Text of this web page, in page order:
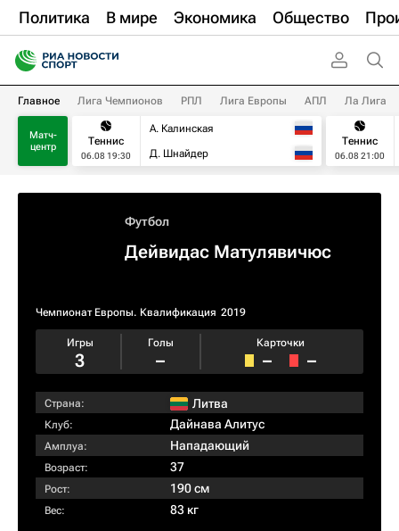
Политика В мире Экономика Общество
Главное Лига Чемпионов РПЛ Лига Европы АПЛ Ла Лига
Матч-
центр
Теннис
06.08 19:30
А. Калинская
Д. Шнайдер
Теннис
06.08 21:00
Футбол
Дейвидас Матулявичюс
Чемпионат Европы. Квалификация​ 2019
Игры
3
Голы
–
Карточки
– –
Страна: Литва
Клуб: Дайнава Алитус
Амплуа: Нападающий
Возраст: 37
Рост: 190 см
Вес: 83 кг